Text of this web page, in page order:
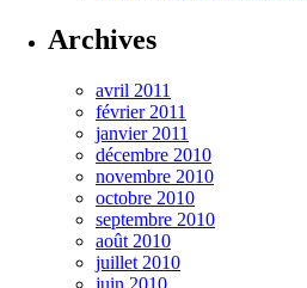
Archives
avril 2011
février 2011
janvier 2011
décembre 2010
novembre 2010
octobre 2010
septembre 2010
août 2010
juillet 2010
juin 2010